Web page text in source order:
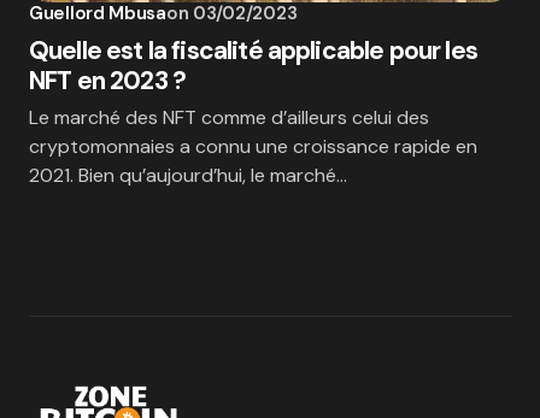
Guellord Mbusaon 03/02/2023
Quelle est la fiscalité applicable pour les
NFT en 2023 ?
Le marché des NFT comme d’ailleurs celui des
cryptomonnaies a connu une croissance rapide en
2021. Bien qu’aujourd’hui, le marché…